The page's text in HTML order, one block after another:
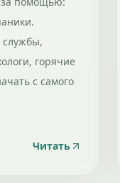
горячие
с самого
Читать